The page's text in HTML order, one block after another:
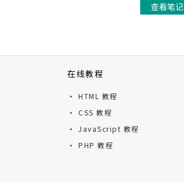
CSS hsla()函数
CSS linear-gradient()函数
CSS radial-gradient()函数
gradient()函数
查看笔记
在线教程
· HTML 教程
· CSS 教程
· JavaScript 教程
· PHP 教程